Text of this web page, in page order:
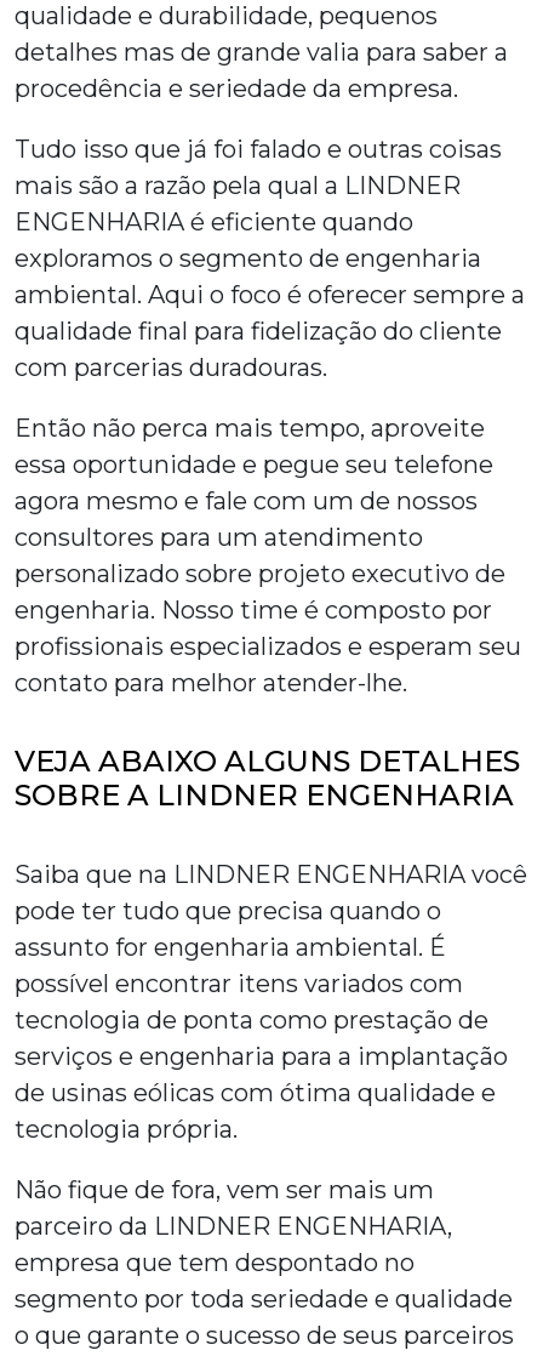
qualidade e durabilidade, pequenos
detalhes mas de grande valia para saber a
procedência e seriedade da empresa.
Tudo isso que já foi falado e outras coisas
mais são a razão pela qual a LINDNER
ENGENHARIA é eficiente quando
exploramos o segmento de engenharia
ambiental. Aqui o foco é oferecer sempre a
qualidade final para fidelização do cliente
com parcerias duradouras.
Então não perca mais tempo, aproveite
essa oportunidade e pegue seu telefone
agora mesmo e fale com um de nossos
consultores para um atendimento
personalizado sobre projeto executivo de
engenharia. Nosso time é composto por
profissionais especializados e esperam seu
contato para melhor atender-lhe.
VEJA ABAIXO ALGUNS DETALHES
SOBRE A LINDNER ENGENHARIA
Saiba que na LINDNER ENGENHARIA você
pode ter tudo que precisa quando o
assunto for engenharia ambiental. É
possível encontrar itens variados com
tecnologia de ponta como prestação de
serviços e engenharia para a implantação
de usinas eólicas com ótima qualidade e
tecnologia própria.
Não fique de fora, vem ser mais um
parceiro da LINDNER ENGENHARIA,
empresa que tem despontado no
segmento por toda seriedade e qualidade
o que garante o sucesso de seus parceiros